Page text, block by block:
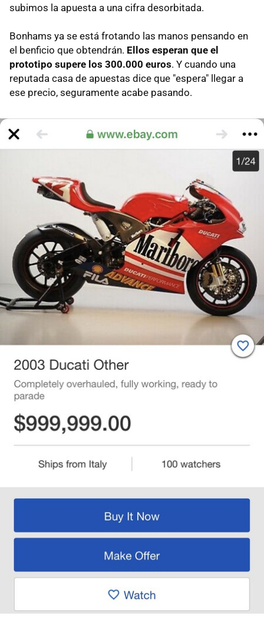
subimos la apuesta a una cifra desorbitada.
Bonhams ya se está frotando las manos pensando en
el benficio que obtendrán. Ellos esperan que el
prototipo supere los 300.000 euros. Y cuando una
reputada casa de apuestas dice que "espera" llegar a
ese precio, seguramente acabe pasando.